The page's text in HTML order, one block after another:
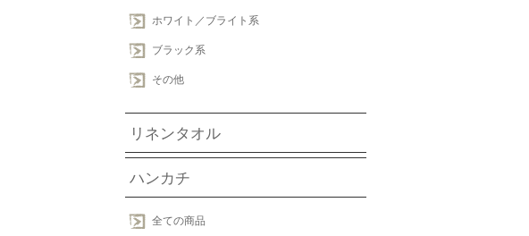
ホワイト／ブライト系
ブラック系
その他
リネンタオル
ハンカチ
全ての商品